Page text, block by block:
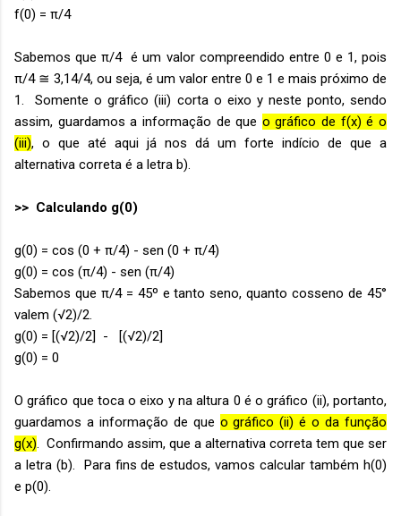
f(0) = π/4
Sabemos que π/4 é um valor compreendido entre 0 e 1, pois
π/4 ≅ 3,14/4, ou seja, é um valor entre 0 e 1 e mais próximo de
1. Somente o gráfico (iii) corta o eixo y neste ponto, sendo
assim, guardamos a informação de que o gráfico de f(x) é o
(iii), o que até aqui já nos dá um forte indício de que a
alternativa correta é a letra b).
>> Calculando g(0)
g(0) = cos (0 + π/4) - sen (0 + π/4)
g(0) = cos (π/4) - sen (π/4)
Sabemos que π/4 = 45º e tanto seno, quanto cosseno de 45°
valem (√2)/2.
g(0) = [(√2)/2] - [(√2)/2]
g(0) = 0
O gráfico que toca o eixo y na altura 0 é o gráfico (ii), portanto,
guardamos a informação de que o gráfico (ii) é o da função
g(x). Confirmando assim, que a alternativa correta tem que ser
a letra (b). Para fins de estudos, vamos calcular também h(0)
e p(0).